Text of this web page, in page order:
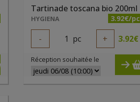
Tartinade toscana bio 200ml
HYGIENA 3.92€/pc
- 1 pc + 3.92€
Réception souhaitée le